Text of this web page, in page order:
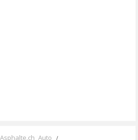
Asphalte.ch Auto